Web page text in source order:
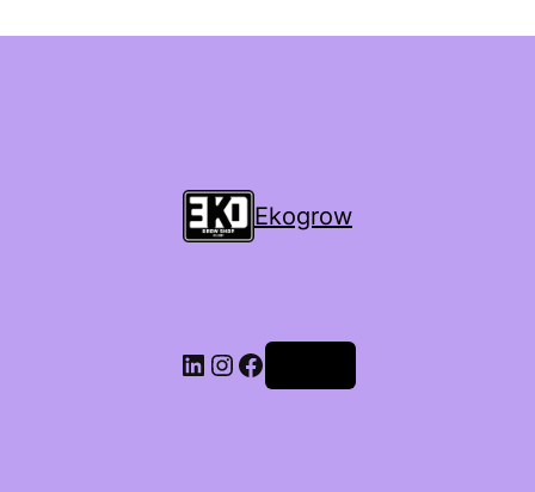
Ekogrow